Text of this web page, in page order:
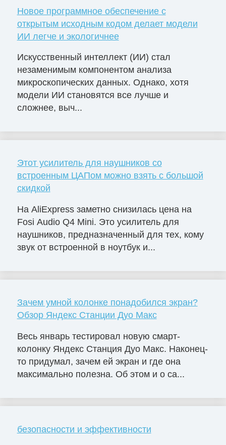
Новое программное обеспечение с
открытым исходным кодом делает модели
ИИ легче и экологичнее
Искусственный интеллект (ИИ) стал
незаменимым компонентом анализа
микроскопических данных. Однако, хотя
модели ИИ становятся все лучше и
сложнее, выч...
Этот усилитель для наушников со
встроенным ЦАПом можно взять с большой
скидкой
На AliExpress заметно снизилась цена на
Fosi Audio Q4 Mini. Это усилитель для
наушников, предназначенный для тех, кому
звук от встроенной в ноутбук и...
Зачем умной колонке понадобился экран?
Обзор Яндекс Станции Дуо Макс
Весь январь тестировал новую смарт-
колонку Яндекс Станция Дуо Макс. Наконец-
то придумал, зачем ей экран и где она
максимально полезна. Об этом и о са...
безопасности и эффективности